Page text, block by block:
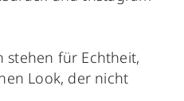
stehen für Echtheit,
Look, der nicht